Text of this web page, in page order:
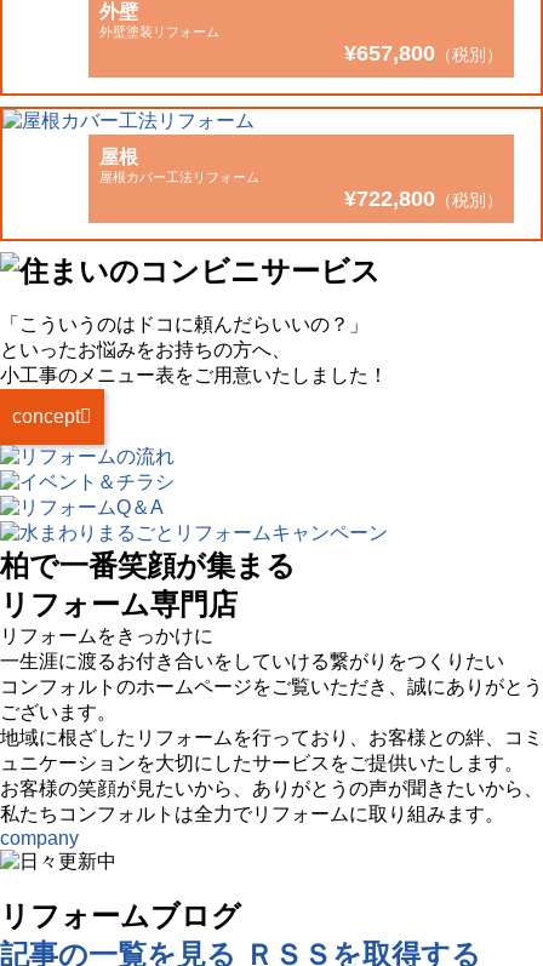
外壁
外壁塗装リフォーム
¥657,800（税別）
屋根
屋根カバー工法リフォーム
¥722,800（税別）
「こういうのはドコに頼んだらいいの？」
といったお悩みをお持ちの方へ、
小工事のメニュー表をご用意いたしました！
concept
柏で一番笑顔が集まる
リフォーム専門店
リフォームをきっかけに
一生涯に渡るお付き合いをしていける繋がりをつくりたい
コンフォルトのホームページをご覧いただき、誠にありがとう
ございます。
地域に根ざしたリフォームを行っており、お客様との絆、コミ
ュニケーションを大切にしたサービスをご提供いたします。
お客様の笑顔が見たいから、ありがとうの声が聞きたいから、
私たちコンフォルトは全力でリフォームに取り組みます。
company
リフォームブログ
記事の一覧を見る ＲＳＳを取得する